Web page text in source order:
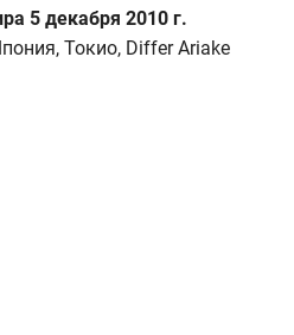
5 декабря 2010 г.
Токио, Differ Ariake